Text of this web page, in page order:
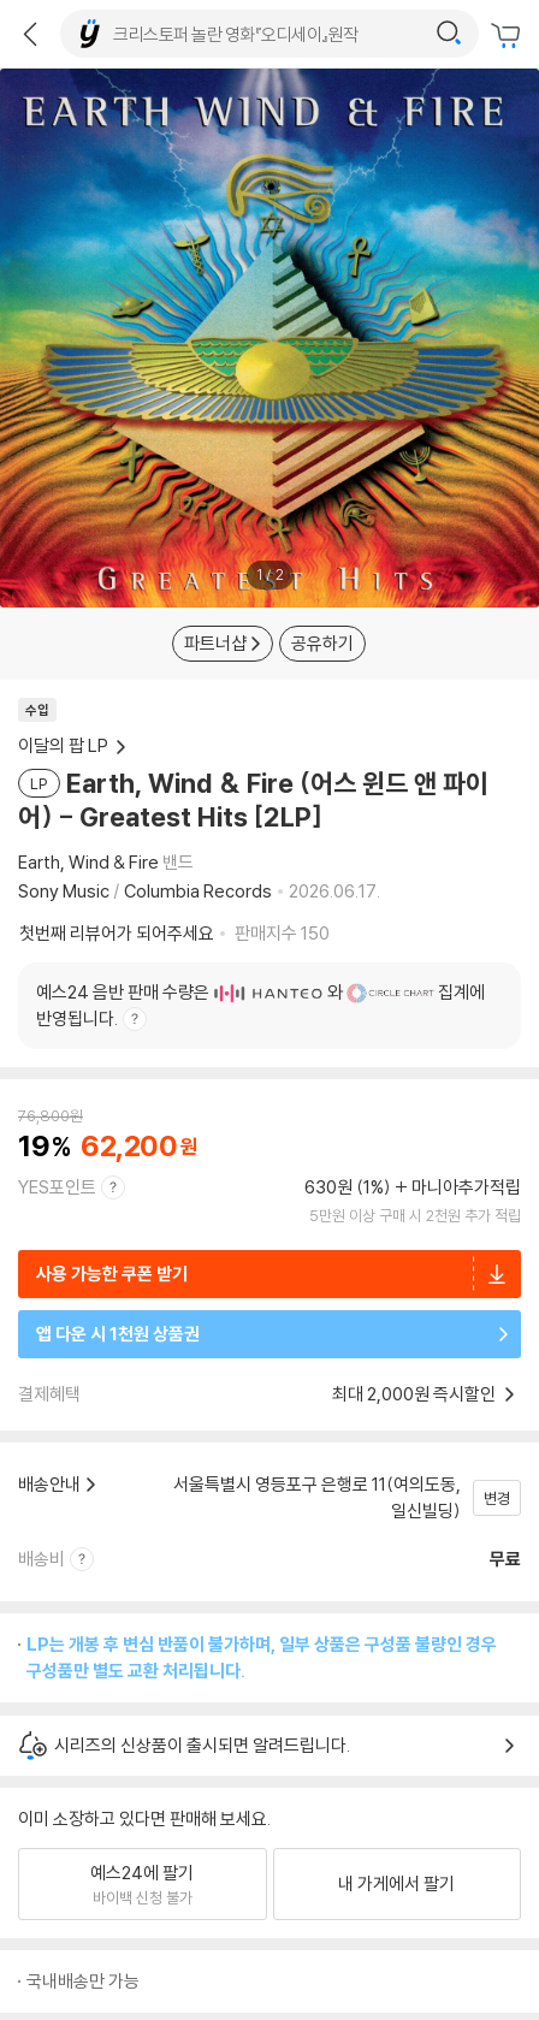
1/2
파트너샵 공유하기
수입
이달의 팝 LP
LP
Earth, Wind & Fire (어스 윈드 앤 파이
어) - Greatest Hits [2LP]
Earth, Wind & Fire 밴드
Sony Music / Columbia Records
2026.06.17.
첫번째 리뷰어가 되어주세요
판매지수 150
예스24 음반 판매 수량은 와
집계에
반영됩니다.
76,800원
19 62,200
YES포인트 630원 (1%) 마니아추가적립
5만원 이상 구매 시 2천원 추가 적립
사용 가능한 쿠폰 받기
앱 다운 시 1천원 상품권
결제혜택 최대 2,000원 즉시할인
배송안내
서울특별시 영등포구 은행로 11(여의도동,
일신빌딩)
변경
배송비 무료
LP는 개봉 후 변심 반품이 불가하며, 일부 상품은 구성품 불량인 경우
구성품만 별도 교환 처리됩니다.
시리즈의 신상품이 출시되면 알려드립니다.
이미 소장하고 있다면 판매해 보세요.
예스24에 팔기
바이백 신청 불가
내 가게에서 팔기
국내배송만 가능